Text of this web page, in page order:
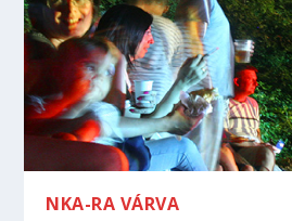
NKA-RA VÁRVA